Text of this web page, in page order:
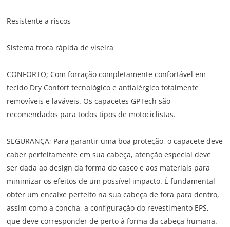
Resistente a riscos
Sistema troca rápida de viseira
CONFORTO; Com forração completamente confortável em
tecido Dry Confort tecnológico e antialérgico totalmente
removíveis e laváveis. Os capacetes GPTech são
recomendados para todos tipos de motociclistas.
SEGURANÇA; Para garantir uma boa proteção, o capacete deve
caber perfeitamente em sua cabeça, atenção especial deve
ser dada ao design da forma do casco e aos materiais para
minimizar os efeitos de um possível impacto. É fundamental
obter um encaixe perfeito na sua cabeça de fora para dentro,
assim como a concha, a configuração do revestimento EPS,
que deve corresponder de perto à forma da cabeça humana.